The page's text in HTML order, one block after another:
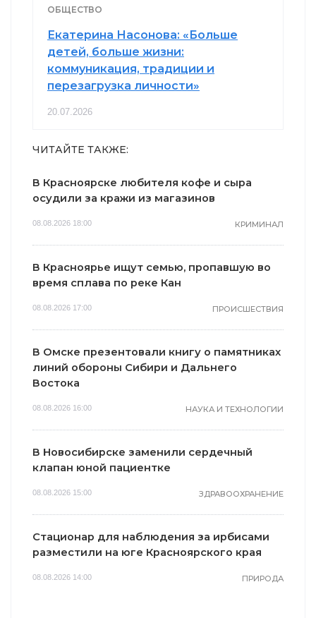
ОБЩЕСТВО
Екатерина Насонова: «Больше
детей, больше жизни:
коммуникация, традиции и
перезагрузка личности»
20.07.2026
ЧИТАЙТЕ ТАКЖЕ:
В Красноярске любителя кофе и сыра
осудили за кражи из магазинов
08.08.2026 18:00 КРИМИНАЛ
В Красноярье ищут семью, пропавшую во
время сплава по реке Кан
08.08.2026 17:00 ПРОИСШЕСТВИЯ
В Омске презентовали книгу о памятниках
линий обороны Сибири и Дальнего
Востока
08.08.2026 16:00 НАУКА И ТЕХНОЛОГИИ
В Новосибирске заменили сердечный
клапан юной пациентке
08.08.2026 15:00 ЗДРАВООХРАНЕНИЕ
Стационар для наблюдения за ирбисами
разместили на юге Красноярского края
08.08.2026 14:00 ПРИРОДА